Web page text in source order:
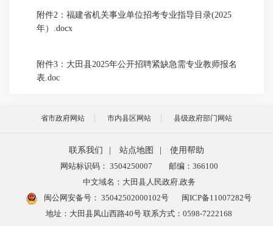
附件2：福建省机关事业单位招考专业指导目录(2025
年）.docx
附件3：大田县2025年公开招聘紧缺急需专业教师报名
表.doc
省市政府网站 市内县区网站 县级政府部门网站
联系我们 站点地图
使用帮助
网站标识码： 3504250007
邮编：366100
中文域名：大田县人民政府.政务
闽公网安备号： 35042502000102号
闽ICP备11007282号
地址：大田县凤山西路40号 联系方式：0598-7222168